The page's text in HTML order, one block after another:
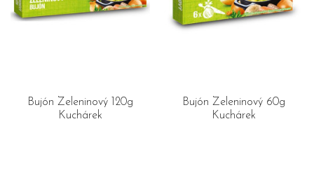
Bujón Zeleninový 120g
Kuchárek
Bujón Zeleninový 60g
Kuchárek